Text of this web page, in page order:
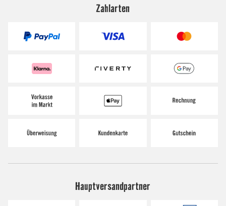
Zahlarten
Hauptversandpartner